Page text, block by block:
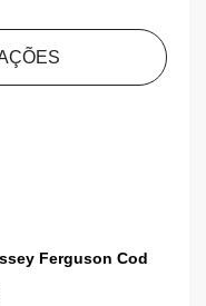
Ferguson Cod